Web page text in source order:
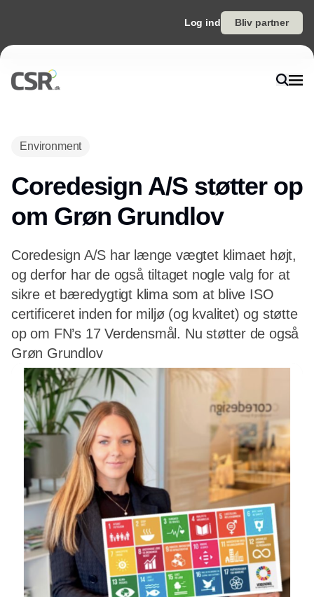
Log ind Bliv partner
Environment
Coredesign A/S støtter op
om Grøn Grundlov
Coredesign A/S har længe vægtet klimaet højt,
og derfor har de også tiltaget nogle valg for at
sikre et bæredygtigt klima som at blive ISO
certificeret inden for miljø (og kvalitet) og støtte
op om FN’s 17 Verdensmål. Nu støtter de også
Grøn Grundlov